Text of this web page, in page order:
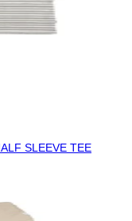
SLEEVE TEE